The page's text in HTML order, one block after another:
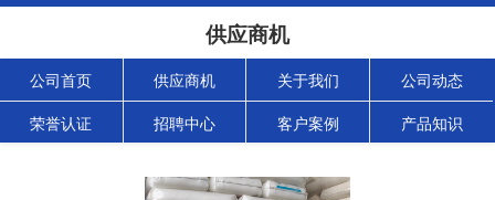
供应商机
公司首页 供应商机 关于我们 公司动态
荣誉认证 招聘中心 客户案例 产品知识